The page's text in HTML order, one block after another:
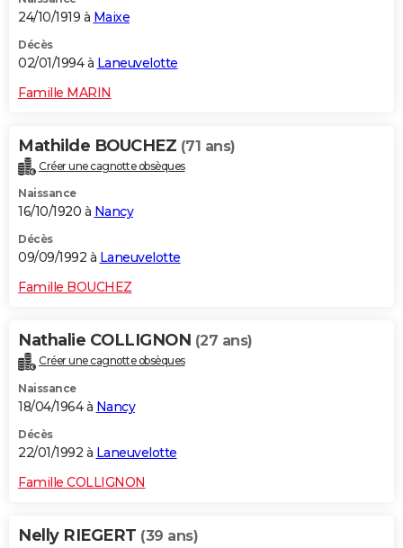
24/10/1919 à Maixe
Décès
02/01/1994 à Laneuvelotte
Famille MARIN
Mathilde BOUCHEZ (71 ans)
Créer une cagnotte obsèques
Naissance
16/10/1920 à Nancy
Décès
09/09/1992 à Laneuvelotte
Famille BOUCHEZ
Nathalie COLLIGNON (27 ans)
Créer une cagnotte obsèques
Naissance
18/04/1964 à Nancy
Décès
22/01/1992 à Laneuvelotte
Famille COLLIGNON
Nelly RIEGERT (39 ans)